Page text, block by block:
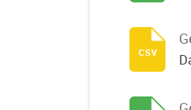
csv